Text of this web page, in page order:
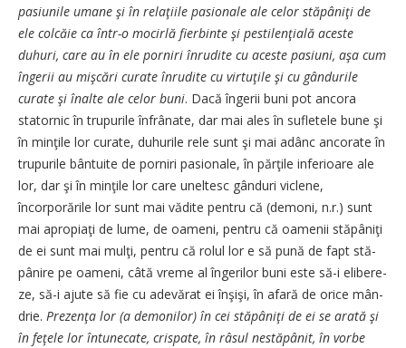
pasiuni­le umane şi în relaţiile pa­sionale ale celor stăpâniţi de
ele colcăie ca într-o mocirlă fierbinte şi pes­ti­lenţială aceste
duhuri, care au în ele por­niri înrudite cu aceste pa­siuni, aşa cum
îngerii au miş­cări curate înrudite cu virtuţile şi cu gândurile
curate şi înalte ale celor buni. Dacă îngerii buni pot ancora
statornic în trupurile în­frânate, dar mai ales în sufle­te­le bune şi
în min­ţile lor curate, du­hurile rele sunt şi mai adânc an­corate în
trupurile bântuite de porniri pasionale, în părţile in­ferioare ale
lor, dar şi în min­ţi­l­e lor care uneltesc gânduri vi­cle­­ne,
încorporările lor sunt mai vă­dite pentru că (demoni, n.r.) sunt
mai apro­piaţi de lume, de oa­meni, pentru că oamenii stă­pâ­niţi
de ei sunt mai mulţi, pentru că rolul lor e să pună de fapt stă­
pâ­nire pe oameni, câtă vreme al îngerilor buni este să-i elibe­re­
ze, să-i ajute să fie cu adevă­rat ei înşişi, în afară de orice mân­
drie. Prezenţa lor (a demo­ni­lor) în cei stăpâniţi de ei se a­ra­tă şi
în feţele lor întunecate, cris­pate, în râsul nestăpânit, în vor­be